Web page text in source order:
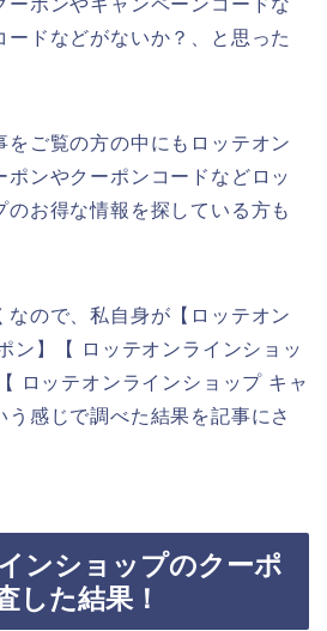
ーポンやキャンペーンコードな
ードなどがないか？、と思った
をご覧の方の中にもロッテオン
ポンやクーポンコードなどロッ
のお得な情報を探している方も
なので、私自身が【ロッテオン
ン】【 ロッテオンラインショッ
ロッテオンラインショップ キャ
う感じで調べた結果を記事にさ
ンショップのクーポ
した結果！